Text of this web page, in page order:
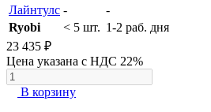
Лайнтулс -
-
Ryobi
< 5 шт. 1-2 раб. дня
23 435 ₽
Цена указана с НДС 22%
В корзину